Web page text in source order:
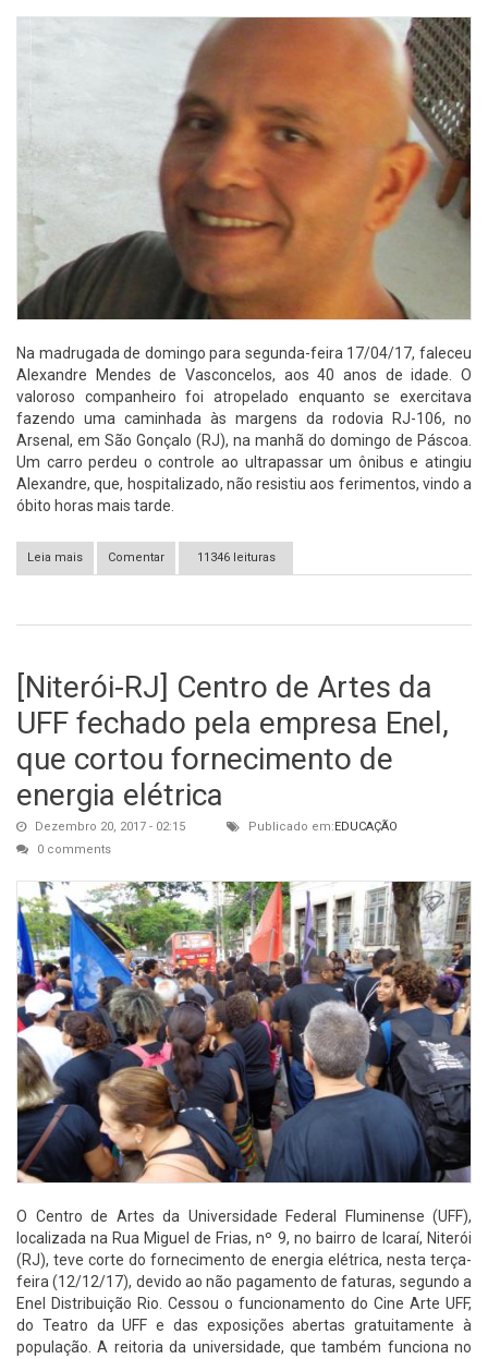
Na madrugada de domingo para segunda-feira 17/04/17, faleceu
Alexandre Mendes de Vasconcelos, aos 40 anos de idade. O
valoroso companheiro foi atropelado enquanto se exercitava
fazendo uma caminhada às margens da rodovia RJ-106, no
Arsenal, em São Gonçalo (RJ), na manhã do domingo de Páscoa.
Um carro perdeu o controle ao ultrapassar um ônibus e atingiu
Alexandre, que, hospitalizado, não resistiu aos ferimentos, vindo a
óbito horas mais tarde.
Leia mais
sobre Um guerreiro a menos: adeus a Alexandre Mendes (1977-
2017)
Comentar 11346 leituras
[Niterói-RJ] Centro de Artes da
UFF fechado pela empresa Enel,
que cortou fornecimento de
energia elétrica
Dezembro 20, 2017 - 02:15 Publicado em:EDUCAÇÃO
0 comments
O Centro de Artes da Universidade Federal Fluminense (UFF),
localizada na Rua Miguel de Frias, nº 9, no bairro de Icaraí, Niterói
(RJ), teve corte do fornecimento de energia elétrica, nesta terça-
feira (12/12/17), devido ao não pagamento de faturas, segundo a
Enel Distribuição Rio. Cessou o funcionamento do Cine Arte UFF,
do Teatro da UFF e das exposições abertas gratuitamente à
população. A reitoria da universidade, que também funciona no